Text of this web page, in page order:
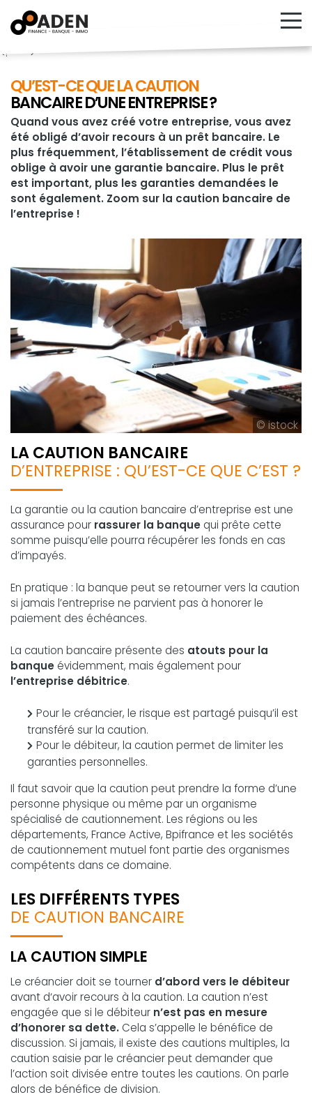
<!---->
QU’EST-CE QUE LA CAUTION
BANCAIRE D’UNE ENTREPRISE ?
Quand vous avez créé votre entreprise, vous avez
été obligé d’avoir recours à un prêt bancaire. Le
plus fréquemment, l’établissement de crédit vous
oblige à avoir une garantie bancaire. Plus le prêt
est important, plus les garanties demandées le
sont également. Zoom sur la caution bancaire de
l’entreprise !
© istock
LA CAUTION BANCAIRE
D’ENTREPRISE : QU’EST-CE QUE C’EST ?
La garantie ou la caution bancaire d’entreprise est une
assurance pour rassurer la banque qui prête cette
somme puisqu’elle pourra récupérer les fonds en cas
d’impayés.
En pratique : la banque peut se retourner vers la caution
si jamais l’entreprise ne parvient pas à honorer le
paiement des échéances.
La caution bancaire présente des atouts pour la
banque évidemment, mais également pour
l’entreprise débitrice.
Pour le créancier, le risque est partagé puisqu’il est
transféré sur la caution.
Pour le débiteur, la caution permet de limiter les
garanties personnelles.
Il faut savoir que la caution peut prendre la forme d’une
personne physique ou même par un organisme
spécialisé de cautionnement. Les régions ou les
départements, France Active, Bpifrance et les sociétés
de cautionnement mutuel font partie des organismes
compétents dans ce domaine.
LES DIFFÉRENTS TYPES
DE CAUTION BANCAIRE
LA CAUTION SIMPLE
Le créancier doit se tourner d’abord vers le débiteur
avant d‘avoir recours à la caution. La caution n’est
engagée que si le débiteur n’est pas en mesure
d’honorer sa dette. Cela s’appelle le bénéfice de
discussion. Si jamais, il existe des cautions multiples, la
caution saisie par le créancier peut demander que
l’action soit divisée entre toutes les cautions. On parle
alors de bénéfice de division.